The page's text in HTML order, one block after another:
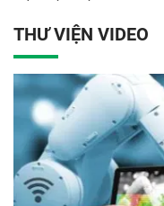
THƯ VIỆN VIDEO